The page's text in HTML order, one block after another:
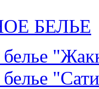
БЕЛЬЕ